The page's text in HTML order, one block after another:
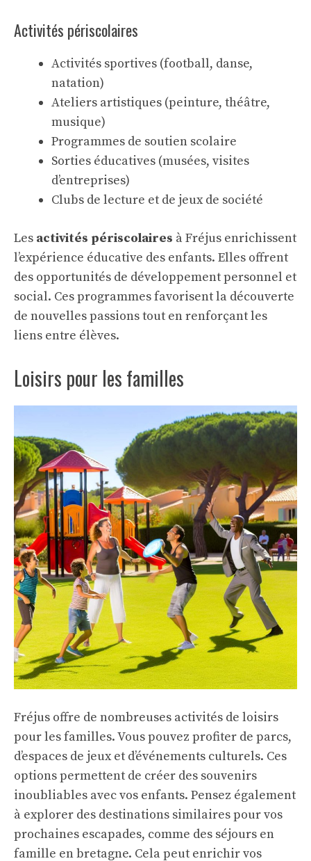
Activités périscolaires
Activités sportives (football, danse,
natation)
Ateliers artistiques (peinture, théâtre,
musique)
Programmes de soutien scolaire
Sorties éducatives (musées, visites
d’entreprises)
Clubs de lecture et de jeux de société
Les activités périscolaires à Fréjus enrichissent
l’expérience éducative des enfants. Elles offrent
des opportunités de développement personnel et
social. Ces programmes favorisent la découverte
de nouvelles passions tout en renforçant les
liens entre élèves.
Loisirs pour les familles
Fréjus offre de nombreuses activités de loisirs
pour les familles. Vous pouvez profiter de parcs,
d’espaces de jeux et d’événements culturels. Ces
options permettent de créer des souvenirs
inoubliables avec vos enfants. Pensez également
à explorer des destinations similaires pour vos
prochaines escapades, comme des séjours en
famille en bretagne. Cela peut enrichir vos